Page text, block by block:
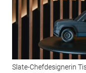
Slate-Chefdesignerin